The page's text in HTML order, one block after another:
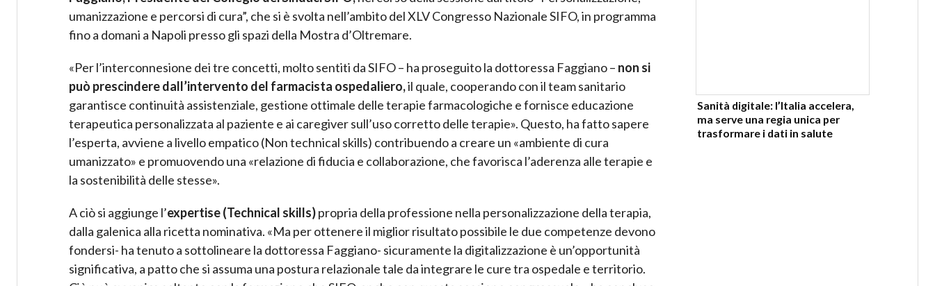
umanizzazione e percorsi di cura”, che si è svolta nell’ambito del XLV Congresso Nazionale SIFO, in programma
fino a domani a Napoli presso gli spazi della Mostra d’Oltremare.
«Per l’interconnesione dei tre concetti, molto sentiti da SIFO – ha proseguito la dottoressa Faggiano – non si
può prescindere dall’intervento del farmacista ospedaliero,il quale, cooperando con il team sanitario
garantisce continuità assistenziale, gestione ottimale delle terapie farmacologiche e fornisce educazione
terapeutica personalizzata al paziente e ai caregiver sull’uso corretto delle terapie». Questo, ha fatto sapere
l’esperta, avviene a livello empatico (Non technical skills) contribuendo a creare un «ambiente di cura
umanizzato» e promuovendo una «relazione di fiducia e collaborazione, che favorisca l’aderenza alle terapie e
la sostenibilità delle stesse».
A ciò si aggiunge l’expertise (Technical skills)propria della professione nella personalizzazione della terapia,
dalla galenica alla ricetta nominativa. «Ma per ottenere il miglior risultato possibile le due competenze devono
fondersi- ha tenuto a sottolineare la dottoressa Faggiano- sicuramente la digitalizzazione è un’opportunità
significativa, a patto che si assuma una postura relazionale tale da integrare le cure tra ospedale e territorio.
Sanità digitale: l’Italia accelera,
ma serve una regia unica per
trasformare i dati in salute